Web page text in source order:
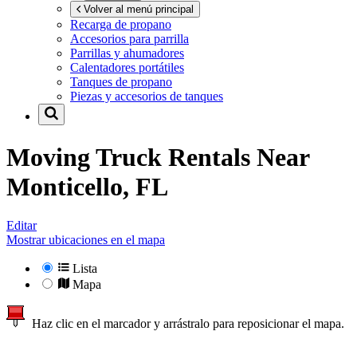
Volver al menú principal
Recarga de propano
Accesorios para parrilla
Parrillas y ahumadores
Calentadores portátiles
Tanques de propano
Piezas y accesorios de tanques
Moving Truck Rentals Near
Monticello, FL
Editar
Mostrar ubicaciones en el mapa
Lista
Mapa
Haz clic en el marcador y arrástralo para reposicionar el mapa.